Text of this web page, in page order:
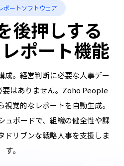
ポートソフトウェア
後押しする
ポート機能
成。経営判断に必要な人事デー
要はありません。Zoho People
覚的なレポートを自動生成。
ュボードで、組織の健全性や課
ドリブンな戦略人事を支援しま
す。